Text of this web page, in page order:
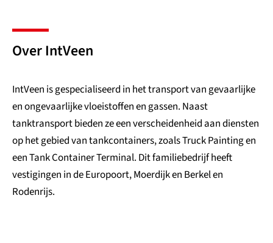
Over IntVeen
IntVeen is gespecialiseerd in het transport van gevaarlijke
en ongevaarlijke vloeistoffen en gassen. Naast
tanktransport bieden ze een verscheidenheid aan diensten
op het gebied van tankcontainers, zoals Truck Painting en
een Tank Container Terminal. Dit familiebedrijf heeft
vestigingen in de Europoort, Moerdijk en Berkel en
Rodenrijs.